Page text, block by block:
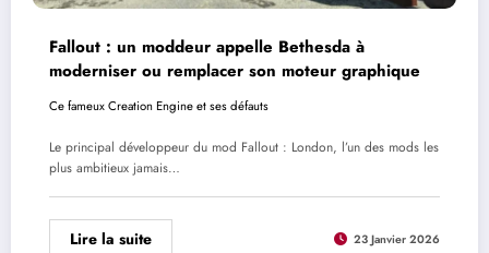
Fallout : un moddeur appelle Bethesda à
moderniser ou remplacer son moteur graphique
Ce fameux Creation Engine et ses défauts
Le principal développeur du mod Fallout : London, l’un des mods les
plus ambitieux jamais…
Lire la suite 23 Janvier 2026